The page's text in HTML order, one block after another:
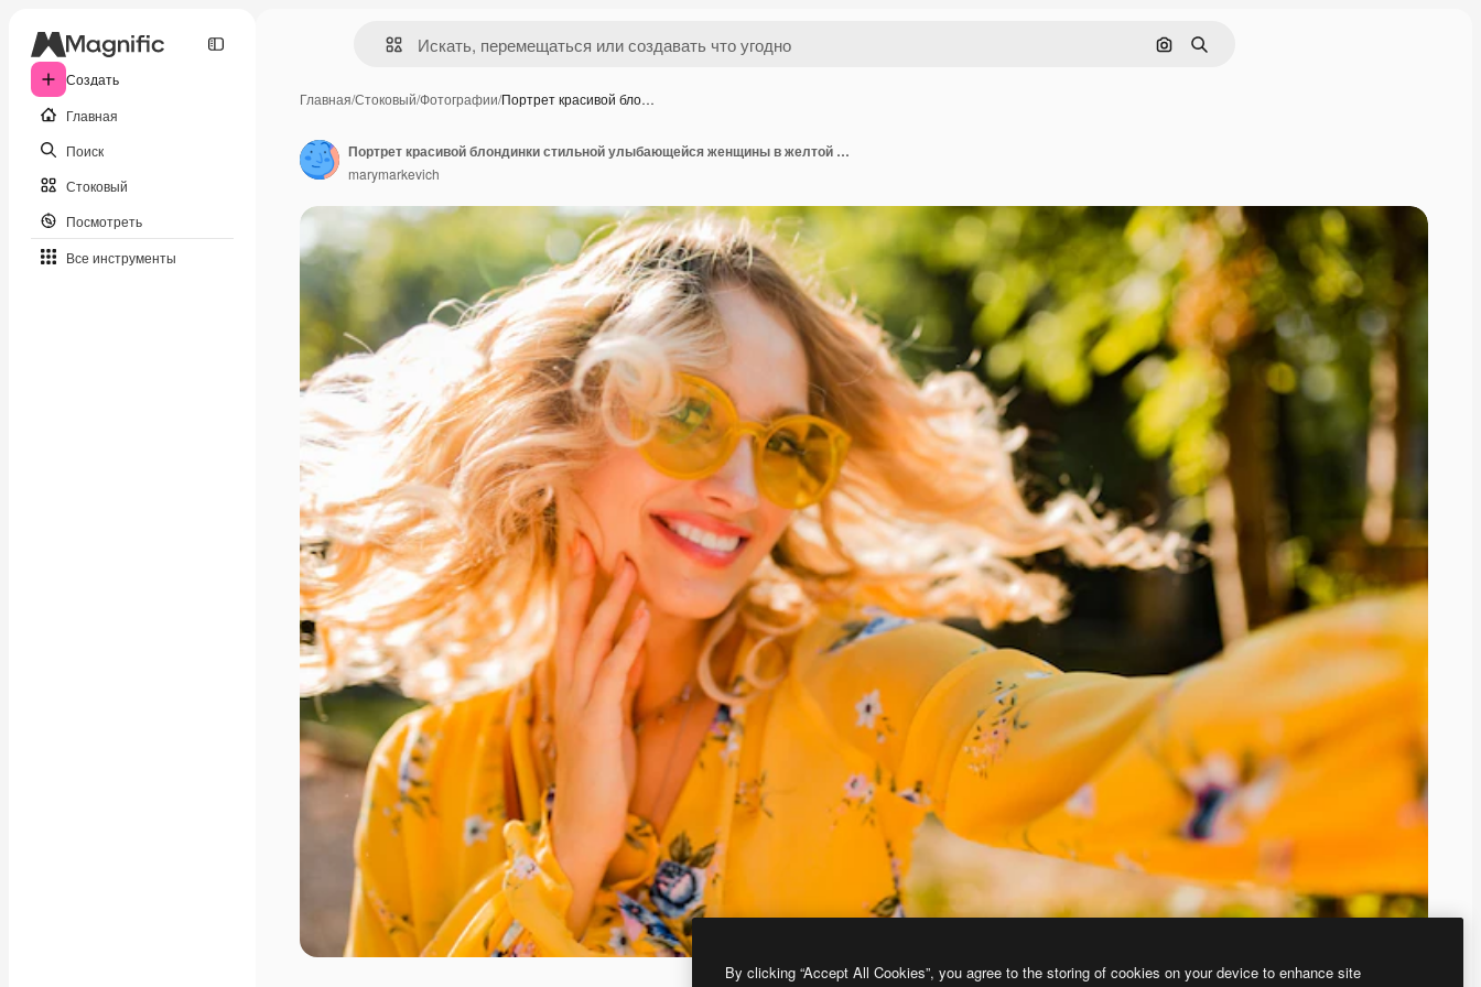
Создать
Главная
Поиск
Стоковый
Посмотреть
Все инструменты
Поиск по изображению
Поиск
Главная/Стоковый/Фотографии/Портрет красивой бло…
Портрет красивой блондинки стильной улыбающейся женщины в желтой блузке в солнцезащитных очках, делающей селфи фото
marymarkevich
By clicking “Accept All Cookies”, you agree to the storing of cookies on your device to enhance site